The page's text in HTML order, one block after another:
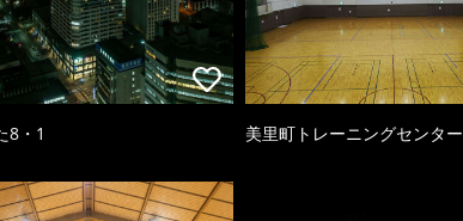
8・1 美里町トレーニングセンター